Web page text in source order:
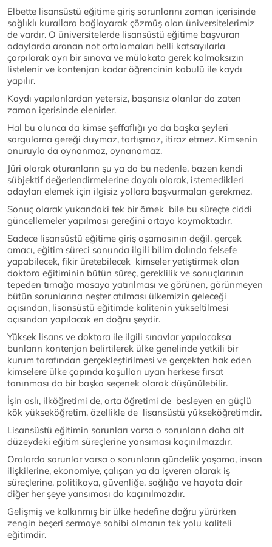
Elbette lisansüstü eğitime giriş sorunlarını zaman içerisinde
sağlıklı kurallara bağlayarak çözmüş olan üniversitelerimiz
de vardır. O üniversitelerde lisansüstü eğitime başvuran
adaylarda aranan not ortalamaları belli katsayılarla
çarpılarak ayrı bir sınava ve mülakata gerek kalmaksızın
listelenir ve kontenjan kadar öğrencinin kabulü ile kaydı
yapılır.
Kaydı yapılanlardan yetersiz, başarısız olanlar da zaten
zaman içerisinde elenirler.
Hal bu olunca da kimse şeffaflığı ya da başka şeyleri
sorgulama gereği duymaz, tartışmaz, itiraz etmez. Kimsenin
onuruyla da oynanmaz, oynanamaz.
Jüri olarak oturanların şu ya da bu nedenle, bazen kendi
sübjektif değerlendirmelerine dayalı olarak, istemedikleri
adayları elemek için ilgisiz yollara başvurmaları gerekmez.
Sonuç olarak yukarıdaki tek bir örnek bile bu süreçte ciddi
güncellemeler yapılması gereğini ortaya koymaktadır.
Sadece lisansüstü eğitime giriş aşamasının değil, gerçek
amacı, eğitim süreci sonunda ilgili bilim dalında felsefe
yapabilecek, fikir üretebilecek kimseler yetiştirmek olan
doktora eğitiminin bütün süreç, gereklilik ve sonuçlarının
tepeden tırnağa masaya yatırılması ve görünen, görünmeyen
bütün sorunlarına neşter atılması ülkemizin geleceği
açısından, lisansüstü eğitimde kalitenin yükseltilmesi
açısından yapılacak en doğru şeydir.
Yüksek lisans ve doktora ile ilgili sınavlar yapılacaksa
bunların kontenjan belirtilerek ülke genelinde yetkili bir
kurum tarafından gerçekleştirilmesi ve gerçekten hak eden
kimselere ülke çapında koşulları uyan herkese fırsat
tanınması da bir başka seçenek olarak düşünülebilir.
İşin aslı, ilköğretimi de, orta öğretimi de besleyen en güçlü
kök yükseköğretim, özellikle de lisansüstü yükseköğretimdir.
Lisansüstü eğitimin sorunları varsa o sorunların daha alt
düzeydeki eğitim süreçlerine yansıması kaçınılmazdır.
Oralarda sorunlar varsa o sorunların gündelik yaşama, insan
ilişkilerine, ekonomiye, çalışan ya da işveren olarak iş
süreçlerine, politikaya, güvenliğe, sağlığa ve hayata dair
diğer her şeye yansıması da kaçınılmazdır.
Gelişmiş ve kalkınmış bir ülke hedefine doğru yürürken
zengin beşeri sermaye sahibi olmanın tek yolu kaliteli
eğitimdir.